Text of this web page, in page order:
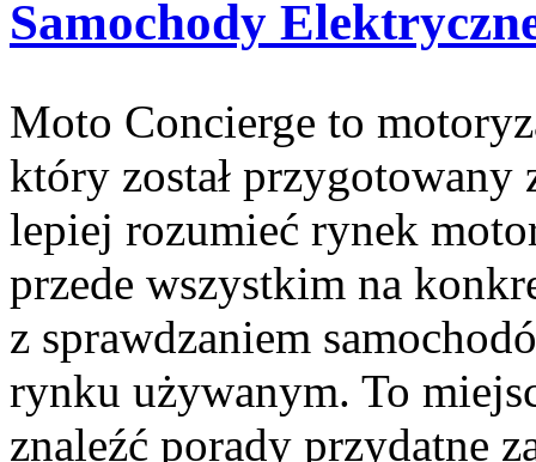
Samochody
Moto Concierge to
który został przygotowany
lepiej rozumieć rynek
przede wszystkim na
z sprawdzaniem
rynku używanym. To
znaleźć porady przydatne